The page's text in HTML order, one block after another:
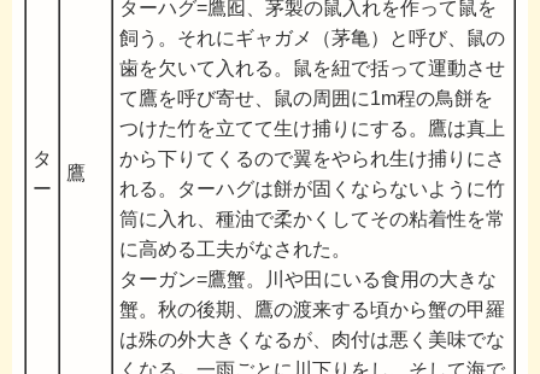
タ
ー
鷹
ターハグ=鷹囮、茅製の鼠入れを作って鼠を
飼う。それにギャガメ（茅亀）と呼び、鼠の
歯を欠いて入れる。鼠を紐で括って運動させ
て鷹を呼び寄せ、鼠の周囲に1m程の鳥餅を
つけた竹を立てて生け捕りにする。鷹は真上
から下りてくるので翼をやられ生け捕りにさ
れる。ターハグは餅が固くならないように竹
筒に入れ、種油で柔かくしてその粘着性を常
に高める工夫がなされた。
ターガン=鷹蟹。川や田にいる食用の大きな
蟹。秋の後期、鷹の渡来する頃から蟹の甲羅
は殊の外大きくなるが、肉付は悪く美味でな
くなる。一雨ごとに川下りをし、そして海で